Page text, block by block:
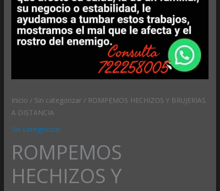
Inicio / Sin categorizar / ROMPEMOS HECHIZOS Y BRUJERIAS
A DISTANCIA
Sin categorizar
ROMPEMOS
HECHIZOS Y